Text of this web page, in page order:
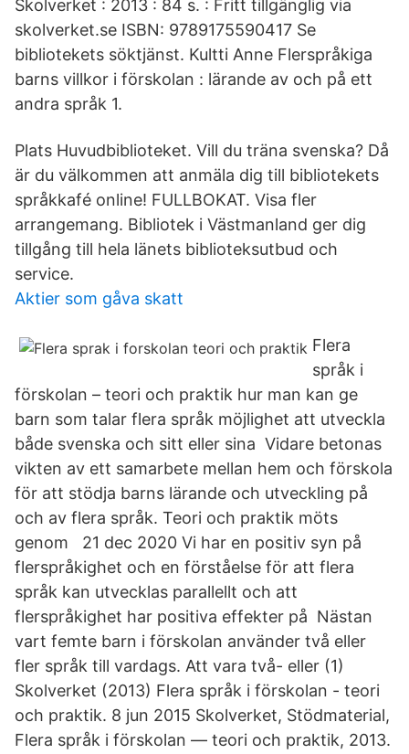
Skolverket : 2013 : 84 s. : Fritt tillgänglig via
skolverket.se ISBN: 9789175590417 Se
bibliotekets söktjänst. Kultti Anne Flerspråkiga
barns villkor i förskolan : lärande av och på ett
andra språk 1.
Plats Huvudbiblioteket. Vill du träna svenska? Då
är du välkommen att anmäla dig till bibliotekets
språkkafé online! FULLBOKAT. Visa fler
arrangemang. Bibliotek i Västmanland ger dig
tillgång till hela länets biblioteksutbud och
service.
Aktier som gåva skatt
Flera
språk i
förskolan – teori och praktik hur man kan ge
barn som talar flera språk möjlighet att utveckla
både svenska och sitt eller sina Vidare betonas
vikten av ett samarbete mellan hem och förskola
för att stödja barns lärande och utveckling på
och av flera språk. Teori och praktik möts
genom 21 dec 2020 Vi har en positiv syn på
flerspråkighet och en förståelse för att flera
språk kan utvecklas parallellt och att
flerspråkighet har positiva effekter på Nästan
vart femte barn i förskolan använder två eller
fler språk till vardags. Att vara två- eller (1)
Skolverket (2013) Flera språk i förskolan - teori
och praktik. 8 jun 2015 Skolverket, Stödmaterial,
Flera språk i förskolan — teori och praktik, 2013.